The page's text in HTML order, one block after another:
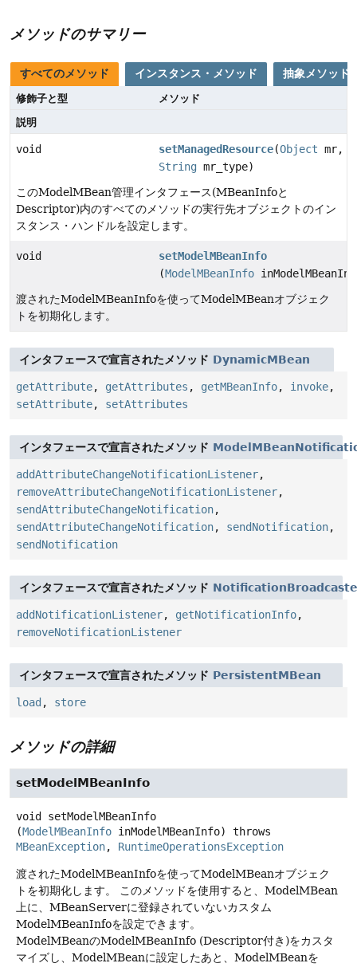
メソッドのサマリー
すべてのメソッド インスタンス・メソッド 抽象メソッド
修飾子と型
メソッド
説明
void setManagedResource(Object mr,
String mr_type)
このModelMBean管理インタフェース(MBeanInfoと
Descriptor)内のすべてのメソッドの実行先オブジェクトのイン
スタンス・ハンドルを設定します。
void
setModelMBeanInfo
(ModelMBeanInfo
渡されたModelMBeanInfoを使ってModelMBeanオブジェク
トを初期化します。
インタフェースで宣言されたメソッド DynamicMBean
getAttribute, getAttributes , getMBeanInfo, invoke,
setAttribute, setAttributes
インタフェースで宣言されたメソッド
addAttributeChangeNotificationListener,
removeAttributeChangeNotificationListener,
sendAttributeChangeNotification,
sendAttributeChangeNotification, sendNotification,
sendNotification
インタフェースで宣言されたメソッド
addNotificationListener, getNotificationInfo,
removeNotificationListener
インタフェースで宣言されたメソッド PersistentMBean
load , store
メソッドの詳細
setModelMBeanInfo
void
setModelMBeanInfo
(ModelMBeanInfo inModelMBeanInfo)
throws
MBeanException, RuntimeOperationsException
渡されたModelMBeanInfoを使ってModelMBeanオブジェク
トを初期化します。
このメソッドを使用すると、ModelMBean
上に、MBeanServerに登録されていないカスタム
ModelMBeanInfoを設定できます。
ModelMBeanのModelMBeanInfo (Descriptor付き)をカスタ
マイズし、ModelMBeanに設定したあと、ModelMBeanを